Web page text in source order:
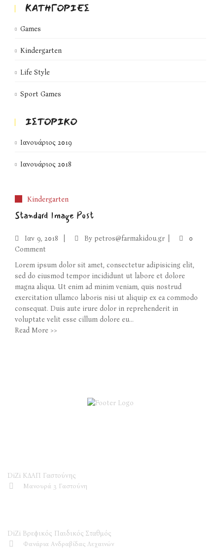
KΑΤΗΓΟΡΊΕΣ
Games
Kindergarten
Life Style
Sport Games
ΙΣΤΟΡΙΚΌ
Ιανουάριος 2019
Ιανουάριος 2018
Kindergarten
Standard Image Post
Ιαν 9, 2018 By petros@farmakidou.gr
0
Comment
Lorem ipsum dolor sit amet, consectetur adipisicing elit,
sed do eiusmod tempor incididunt ut labore et dolore
magna aliqua. Ut enim ad minim veniam, quis nostrud
exercitation ullamco laboris nisi ut aliquip ex ea commodo
consequat. Duis aute irure dolor in reprehenderit in
voluptate velit esse cillum dolore eu...
Read More >>
DiZi ΚΔΑΠ Γαστούνης
Μανουρά 3 Γαστούνη
DiZi Βρεφικός Παιδικός Σταθμός
Φανάρια Ανδραβίδας Λεχαινών